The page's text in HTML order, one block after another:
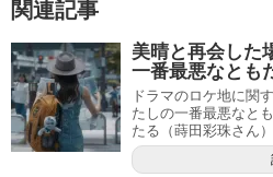
関連記事
美晴と再会した
一番最悪なとも
ドラマのロケ地に関
たしの一番最悪なと
たる（蒔田彩珠さん